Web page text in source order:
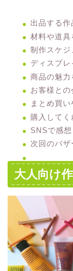
出品する作
材料や道具
制作スケジ
ディスプレ
商品の魅力
お客様と
まとめ買
購入して
SNSで感想
次回のバザ
大人向け